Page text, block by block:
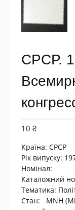
СРСР.
10 ₴
Країна: СРСР
Рік випуску:
Номінал:
Каталожний
Тематика:
Стан: MNH